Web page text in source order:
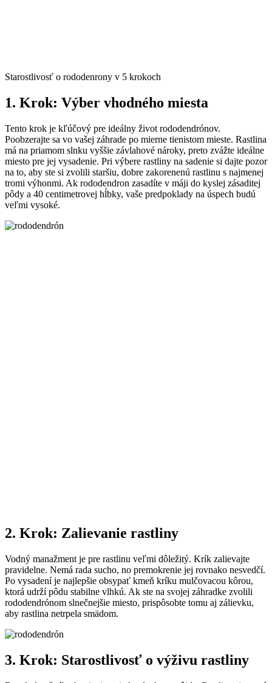
Starostlivosť o rododenrony v 5 krokoch
1. Krok: Výber vhodného miesta
Tento krok je kľúčový pre ideálny život rododendrónov.
Poobzerajte sa vo vašej záhrade po mierne tienistom mieste. Rastlina
má na priamom slnku vyššie závlahové nároky, preto zvážte ideálne
miesto pre jej vysadenie. Pri výbere rastliny na sadenie si dajte pozor
na to, aby ste si zvolili staršiu, dobre zakorenenú rastlinu s najmenej
tromi výhonmi. Ak rododendron zasadíte v máji do kyslej zásaditej
pôdy a 40 centimetrovej hĺbky, vaše predpoklady na úspech budú
veľmi vysoké.
2. Krok: Zalievanie rastliny
Vodný manažment je pre rastlinu veľmi dôležitý. Krík zalievajte
pravidelne. Nemá rada sucho, no premokrenie jej rovnako nesvedčí.
Po vysadení je najlepšie obsypať kmeň kríku mulčovacou kôrou,
ktorá udrží pôdu stabilne vlhkú. Ak ste na svojej záhradke zvolili
rododendrónom slnečnejšie miesto, prispôsobte tomu aj zálievku,
aby rastlina netrpela smädom.
3. Krok: Starostlivosť o výživu rastliny